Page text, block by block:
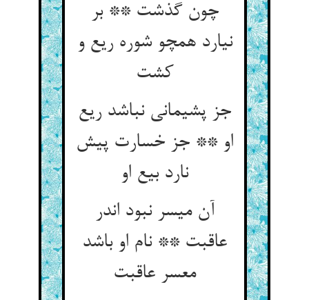
چون گذشت ** بر
نیارد همچو شوره ریع و
جز پشیمانی نباشد ریع
او ** جز خسارت پیش
نارد بیع او
آن میسر نبود اندر
عاقبت ** نام او باشد